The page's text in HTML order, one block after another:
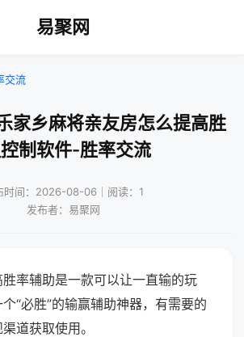
易聚网
交流
家乡麻将亲友房怎么提高胜
制软件-胜率交流
时间：2026-08-06｜阅读：1
发布者：易聚网
率辅助是一款可以让一直输的玩
“必胜”的输赢辅助神器，有需要的
道获取使用。